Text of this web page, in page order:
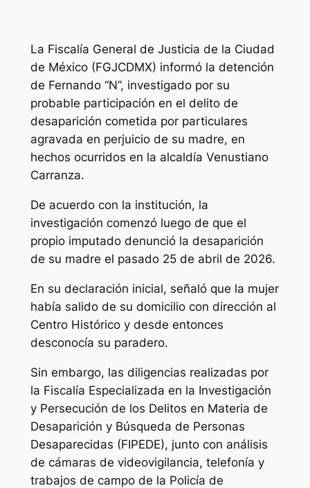
La Fiscalía General de Justicia de la Ciudad
de México (FGJCDMX) informó la detención
de Fernando “N”, investigado por su
probable participación en el delito de
desaparición cometida por particulares
agravada en perjuicio de su madre, en
hechos ocurridos en la alcaldía Venustiano
Carranza.
De acuerdo con la institución, la
investigación comenzó luego de que el
propio imputado denunció la desaparición
de su madre el pasado 25 de abril de 2026.
En su declaración inicial, señaló que la mujer
había salido de su domicilio con dirección al
Centro Histórico y desde entonces
desconocía su paradero.
Sin embargo, las diligencias realizadas por
la Fiscalía Especializada en la Investigación
y Persecución de los Delitos en Materia de
Desaparición y Búsqueda de Personas
Desaparecidas (FIPEDE), junto con análisis
de cámaras de videovigilancia, telefonía y
trabajos de campo de la Policía de